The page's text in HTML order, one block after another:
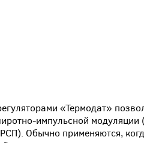
«Термодат»
импульсной
Обычно применяются,